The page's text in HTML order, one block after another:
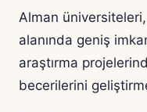
Alman
alanında geniş
araştırma
becerilerini